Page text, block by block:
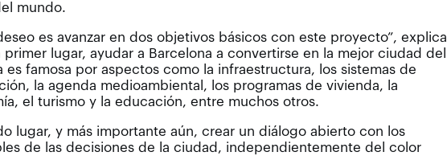
mundo.
es avanzar en dos objetivos básicos con este proyecto”, explica
primer lugar, ayudar a Barcelona a convertirse en la mejor ciudad del
es famosa por aspectos como la infraestructura, los sistemas de
la agenda medioambiental, los programas de vivienda, la
el turismo y la educación, entre muchos otros.
lugar, y más importante aún, crear un diálogo abierto con los
de las decisiones de la ciudad, independientemente del color